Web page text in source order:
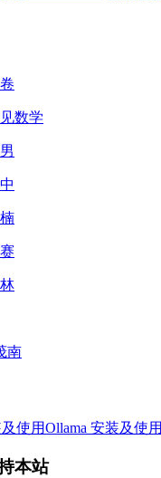
数学
南
Ollama 安装及使用
本站